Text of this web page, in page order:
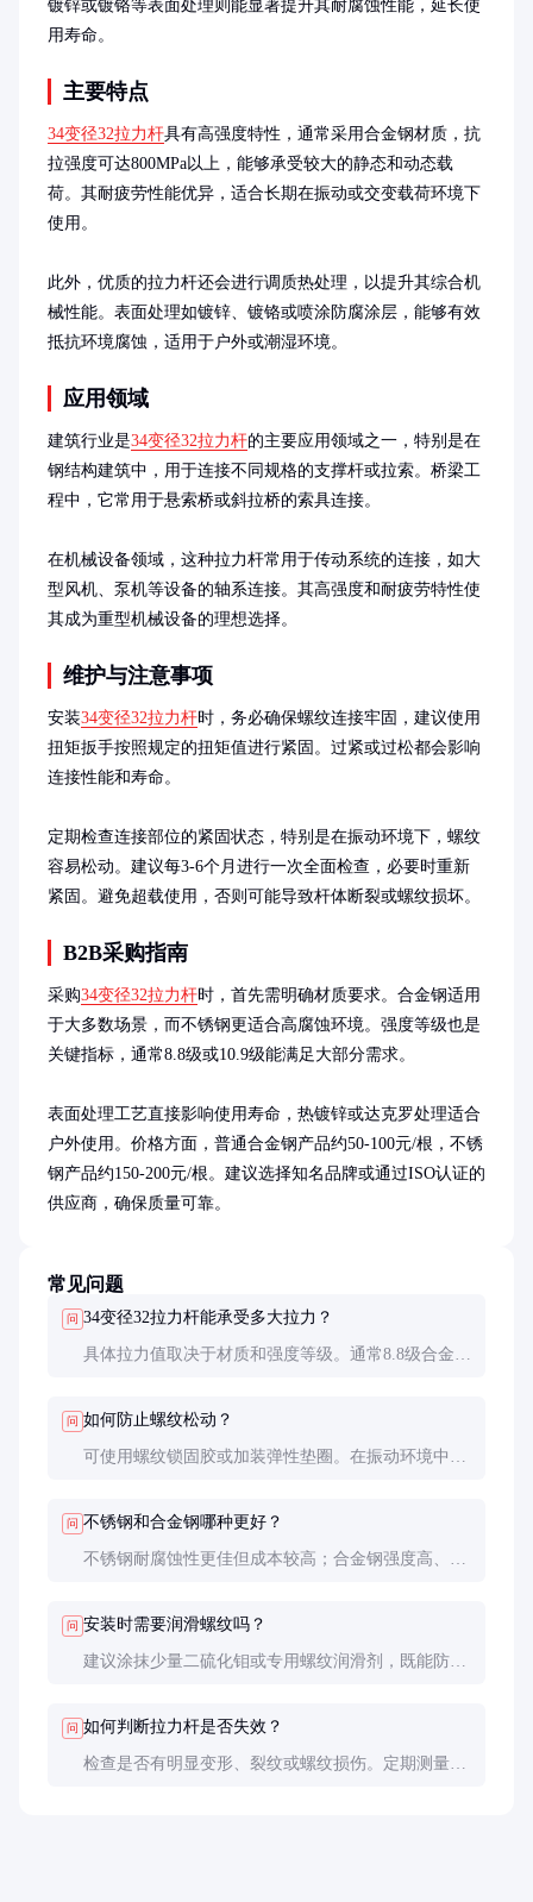
镀锌或镀铬等表面处理则能显著提升其耐腐蚀性能，延长使
用寿命。
主要特点
34变径32拉力杆具有高强度特性，通常采用合金钢材质，抗
拉强度可达800MPa以上，能够承受较大的静态和动态载
荷。其耐疲劳性能优异，适合长期在振动或交变载荷环境下
使用。
此外，优质的拉力杆还会进行调质热处理，以提升其综合机
械性能。表面处理如镀锌、镀铬或喷涂防腐涂层，能够有效
抵抗环境腐蚀，适用于户外或潮湿环境。
应用领域
建筑行业是34变径32拉力杆的主要应用领域之一，特别是在
钢结构建筑中，用于连接不同规格的支撑杆或拉索。桥梁工
程中，它常用于悬索桥或斜拉桥的索具连接。
在机械设备领域，这种拉力杆常用于传动系统的连接，如大
型风机、泵机等设备的轴系连接。其高强度和耐疲劳特性使
其成为重型机械设备的理想选择。
维护与注意事项
安装34变径32拉力杆时，务必确保螺纹连接牢固，建议使用
扭矩扳手按照规定的扭矩值进行紧固。过紧或过松都会影响
连接性能和寿命。
定期检查连接部位的紧固状态，特别是在振动环境下，螺纹
容易松动。建议每3-6个月进行一次全面检查，必要时重新
紧固。避免超载使用，否则可能导致杆体断裂或螺纹损坏。
B2B采购指南
采购34变径32拉力杆时，首先需明确材质要求。合金钢适用
于大多数场景，而不锈钢更适合高腐蚀环境。强度等级也是
关键指标，通常8.8级或10.9级能满足大部分需求。
表面处理工艺直接影响使用寿命，热镀锌或达克罗处理适合
户外使用。价格方面，普通合金钢产品约50-100元/根，不锈
钢产品约150-200元/根。建议选择知名品牌或通过ISO认证的
供应商，确保质量可靠。
常见问题
问 34变径32拉力杆能承受多大拉力？
具体拉力值取决于材质和强度等级。通常8.8级合金钢
问 如何防止螺纹松动？
可使用螺纹锁固胶或加装弹性垫圈。在振动环境中，
问 不锈钢和合金钢哪种更好？
不锈钢耐腐蚀性更佳但成本较高；合金钢强度高、价
问 安装时需要润滑螺纹吗？
建议涂抹少量二硫化钼或专用螺纹润滑剂，既能防止
问 如何判断拉力杆是否失效？
检查是否有明显变形、裂纹或螺纹损伤。定期测量长